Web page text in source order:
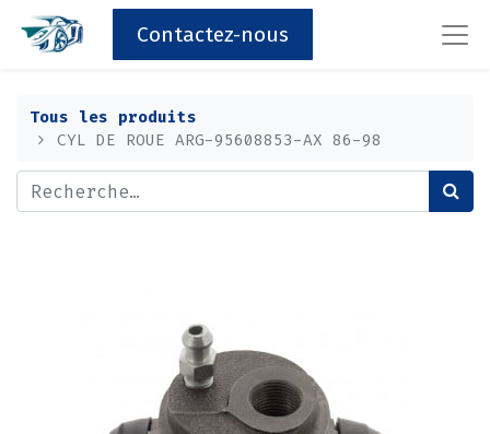
Contactez-nous
Tous les produits
CYL DE ROUE ARG-95608853-AX 86-98